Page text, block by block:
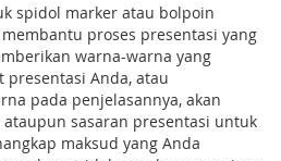
spidol marker atau bolpoin
proses presentasi yang
warna-warna yang
Anda, atau
pada penjelasannya, akan
sasaran presentasi untuk
maksud yang Anda